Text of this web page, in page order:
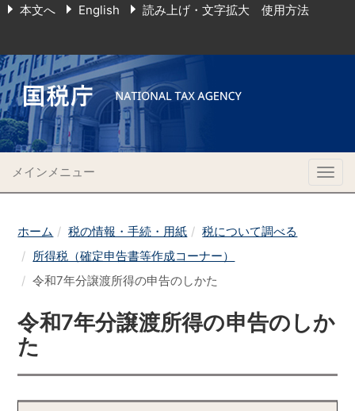
本文へ English 読み上げ・文字拡大 使用方法
メインメニュー
ホーム 税の情報・手続・用紙
税について調べる
所得税（確定申告書等作成コーナー）
令和7年分譲渡所得の申告のしかた
令和7年分譲渡所得の申告のしか
た